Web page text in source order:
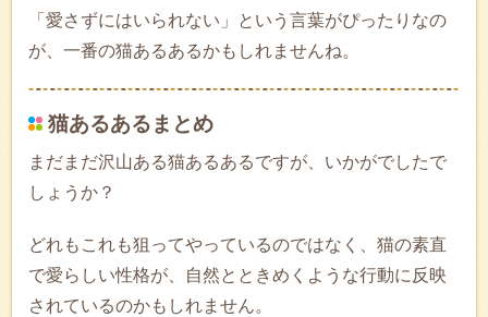
「愛さずにはいられない」という言葉がぴったりなの
が、一番の猫あるあるかもしれませんね。
猫あるあるまとめ
まだまだ沢山ある猫あるあるですが、いかがでしたで
しょうか？
どれもこれも狙ってやっているのではなく、猫の素直
で愛らしい性格が、自然とときめくような行動に反映
されているのかもしれません。